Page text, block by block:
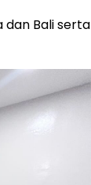
dan Bali serta